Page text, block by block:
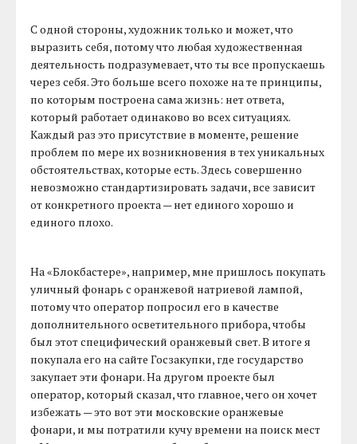
С одной стороны, художник только и может, что
выразить себя, потому что любая художественная
деятельность подразумевает, что ты все пропускаешь
через себя. Это больше всего похоже на те принципы,
по которым построена сама жизнь: нет ответа,
который работает одинаково во всех ситуациях.
Каждый раз это присутствие в моменте, решение
проблем по мере их возникновения в тех уникальных
обстоятельствах, которые есть. Здесь совершенно
невозможно стандартизировать задачи, все зависит
от конкретного проекта — нет единого хорошо и
единого плохо.
На «Блокбастере», например, мне пришлось покупать
уличный фонарь с оранжевой натриевой лампой,
потому что оператор попросил его в качестве
дополнительного осветительного прибора, чтобы
был этот специфический оранжевый свет. В итоге я
покупала его на сайте Госзакупки, где государство
закупает эти фонари. На другом проекте был
оператор, который сказал, что главное, чего он хочет
избежать — это вот эти московские оранжевые
фонари, и мы потратили кучу времени на поиск мест